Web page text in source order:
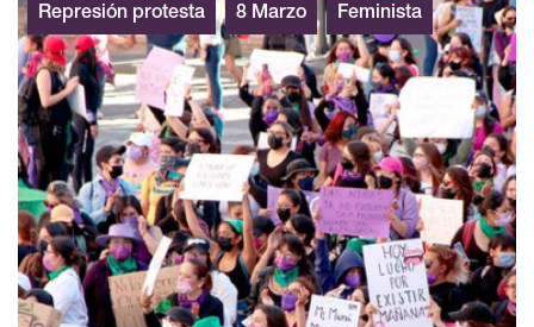
Represión protesta 8 Marzo Feminista